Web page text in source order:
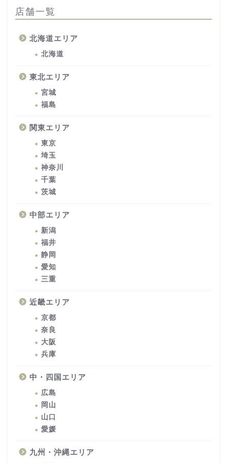
店舗一覧
北海道エリア
北海道
東北エリア
宮城
福島
関東エリア
東京
埼玉
神奈川
千葉
茨城
中部エリア
新潟
福井
静岡
愛知
三重
近畿エリア
京都
奈良
大阪
兵庫
中・四国エリア
広島
岡山
山口
愛媛
九州・沖縄エリア